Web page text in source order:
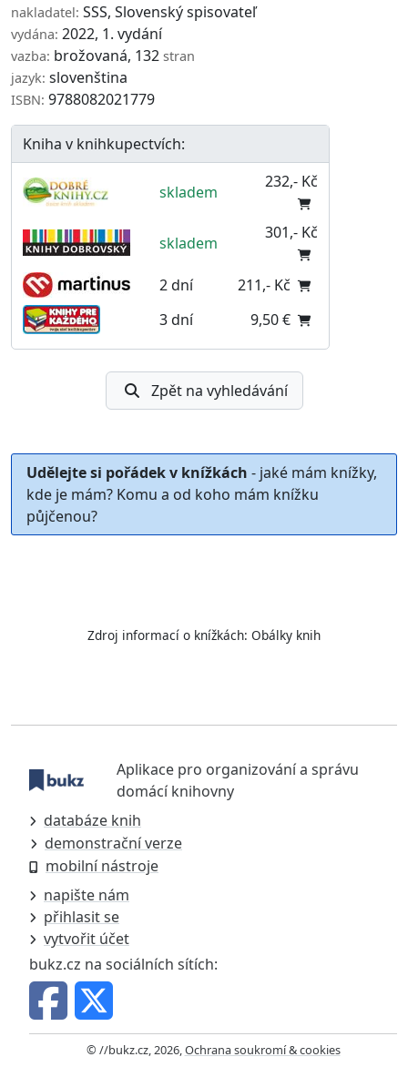
nakladatel: SSS, Slovenský spisovateľ
vydána: 2022, 1. vydání
vazba: brožovaná, 132 stran
jazyk: slovenština
ISBN: 9788082021779
Kniha v knihkupectvích:
skladem
232,- Kč
skladem
301,- Kč
2 dní
211,- Kč
3 dní
9,50 €
Zpět na vyhledávání
Udělejte si pořádek v knížkách - jaké mám knížky,
kde je mám? Komu a od koho mám knížku
půjčenou?
Zdroj informací o knížkách: Obálky knih
Aplikace pro organizování a správu
domácí knihovny
databáze knih
demonstrační verze
mobilní nástroje
napište nám
přihlasit se
vytvořit účet
bukz.cz na sociálních sítích:
© //bukz.cz, 2026,Ochrana soukromí & cookies